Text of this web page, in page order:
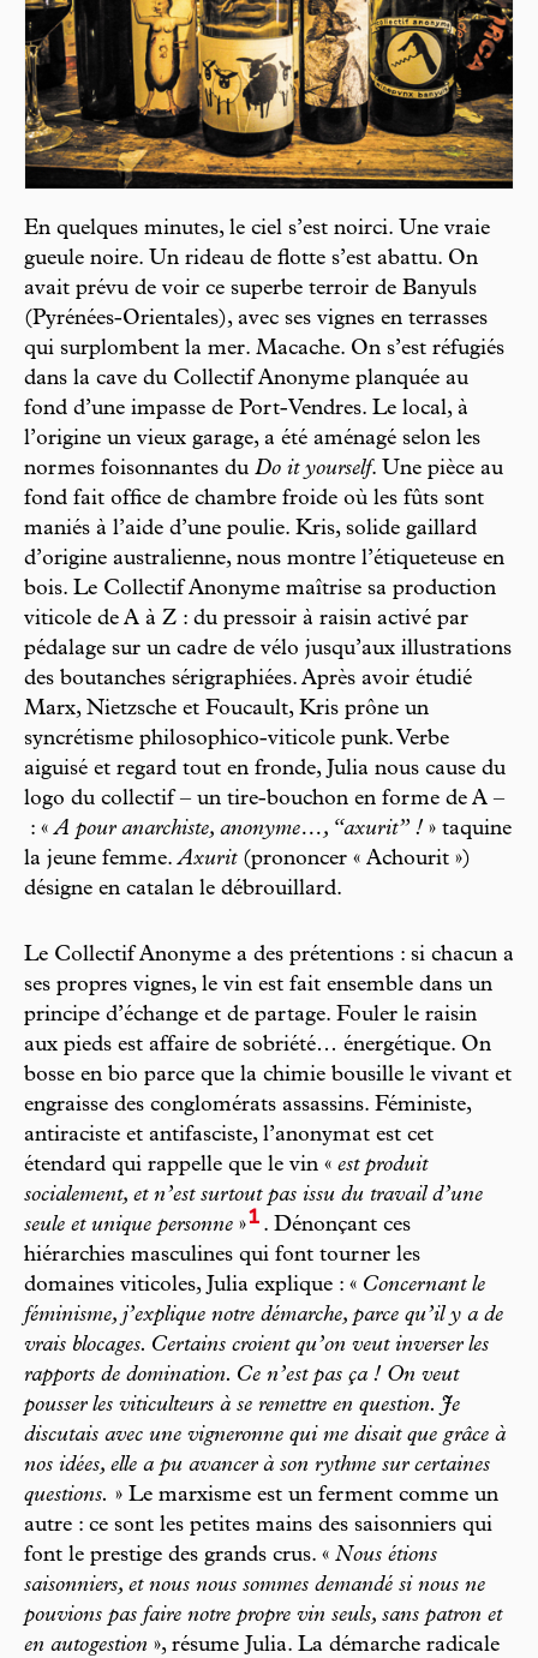
En quelques minutes, le ciel s’est noirci. Une vraie
gueule noire. Un rideau de flotte s’est abattu. On
avait prévu de voir ce superbe terroir de Banyuls
(Pyrénées-Orientales), avec ses vignes en terrasses
qui surplombent la mer. Macache. On s’est réfugiés
dans la cave du Collectif Anonyme planquée au
fond d’une impasse de Port-Vendres. Le local, à
l’origine un vieux garage, a été aménagé selon les
normes foisonnantes du Do it yourself. Une pièce au
fond fait office de chambre froide où les fûts sont
maniés à l’aide d’une poulie. Kris, solide gaillard
d’origine australienne, nous montre l’étiqueteuse en
bois. Le Collectif Anonyme maîtrise sa production
viticole de A à Z : du pressoir à raisin activé par
pédalage sur un cadre de vélo jusqu’aux illustrations
des boutanches sérigraphiées. Après avoir étudié
Marx, Nietzsche et Foucault, Kris prône un
syncrétisme philosophico-viticole punk. Verbe
aiguisé et regard tout en fronde, Julia nous cause du
logo du collectif – un tire-bouchon en forme de A –
: «A pour anarchiste, anonyme…, “axurit” ! » taquine
la jeune femme.Axurit(prononcer « Achourit »)
désigne en catalan le débrouillard.
Le Collectif Anonyme a des prétentions : si chacun a
ses propres vignes, le vin est fait ensemble dans un
principe d’échange et de partage. Fouler le raisin
aux pieds est affaire de sobriété… énergétique. On
bosse en bio parce que la chimie bousille le vivant et
engraisse des conglomérats assassins. Féministe,
antiraciste et antifasciste, l’anonymat est cet
étendard qui rappelle que le vin « est produit
socialement, et n’est surtout pas issu du travail d’une
seule et unique personne »1 . Dénonçant ces
hiérarchies masculines qui font tourner les
domaines viticoles, Julia explique : « Concernant le
féminisme, j’explique notre démarche, parce qu’il y a de
vrais blocages. Certains croient qu’on veut inverser les
rapports de domination. Ce n’est pas ça ! On veut
pousser les viticulteurs à se remettre en question. Je
discutais avec une vigneronne qui me disait que grâce à
nos idées, elle a pu avancer à son rythme sur certaines
questions. » Le marxisme est un ferment comme un
autre : ce sont les petites mains des saisonniers qui
font le prestige des grands crus. « Nous étions
saisonniers, et nous nous sommes demandé si nous ne
pouvions pas faire notre propre vin seuls, sans patron et
en autogestion », résume Julia. La démarche radicale